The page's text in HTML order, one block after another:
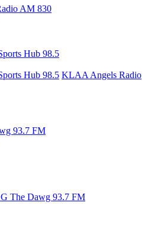
AM 830
Hub 98.5
Hub 98.5 KLAA Angels Radio
93.7 FM
The Dawg 93.7 FM